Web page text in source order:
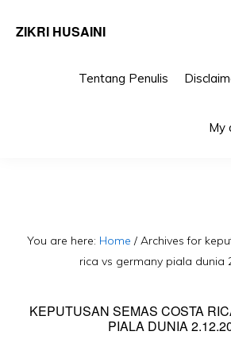
ZIKRI HUSAINI
Tentang Penulis
My
You are here: Home / Archives for
rica vs germany piala dunia
KEPUTUSAN SEMAS COSTA
PIALA DUNIA